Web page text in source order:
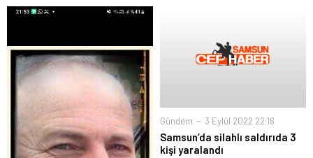
Gündem 3 Eylül 2022 22:16
Samsun’da silahlı saldırıda 3
kişi yaralandı